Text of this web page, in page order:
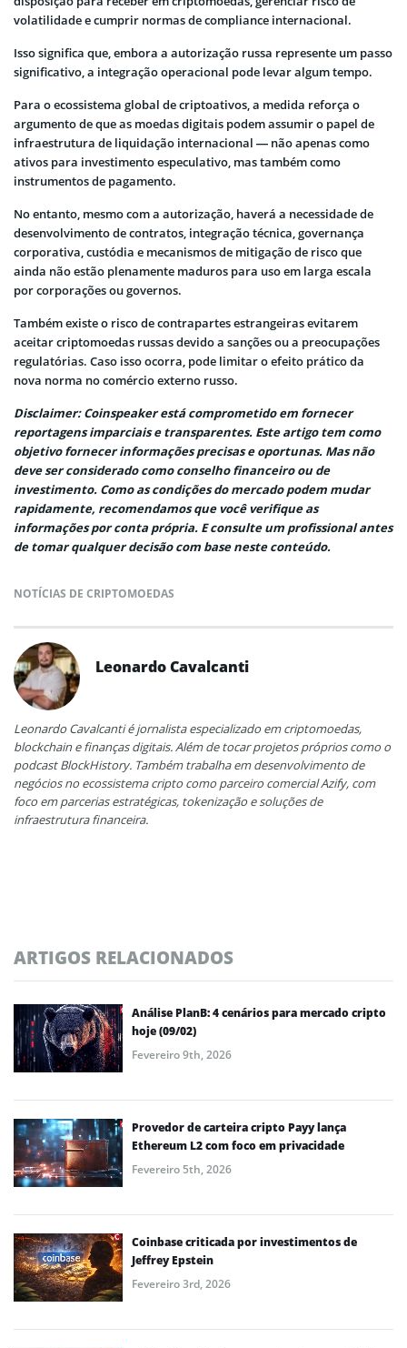
volatilidade e cumprir normas de compliance internacional.
Isso significa que, embora a autorização russa represente um passo
significativo, a integração operacional pode levar algum tempo.
Para o ecossistema global de criptoativos, a medida reforça o
argumento de que as moedas digitais podem assumir o papel de
infraestrutura de liquidação internacional — não apenas como
ativos para investimento especulativo, mas também como
instrumentos de pagamento.
No entanto, mesmo com a autorização, haverá a necessidade de
desenvolvimento de contratos, integração técnica, governança
corporativa, custódia e mecanismos de mitigação de risco que
ainda não estão plenamente maduros para uso em larga escala
por corporações ou governos.
Também existe o risco de contrapartes estrangeiras evitarem
aceitar criptomoedas russas devido a sanções ou a preocupações
regulatórias. Caso isso ocorra, pode limitar o efeito prático da
nova norma no comércio externo russo.
Disclaimer: Coinspeaker está comprometido em fornecer
reportagens imparciais e transparentes. Este artigo tem como
objetivo fornecer informações precisas e oportunas. Mas não
deve ser considerado como conselho financeiro ou de
investimento. Como as condições do mercado podem mudar
rapidamente, recomendamos que você verifique as
informações por conta própria. E consulte um profissional antes
de tomar qualquer decisão com base neste conteúdo.
NOTÍCIAS DE CRIPTOMOEDAS
Leonardo Cavalcanti
Leonardo Cavalcanti é jornalista especializado em criptomoedas,
blockchain e finanças digitais. Além de tocar projetos próprios como o
podcast BlockHistory. Também trabalha em desenvolvimento de
negócios no ecossistema cripto como parceiro comercial Azify, com
foco em parcerias estratégicas, tokenização e soluções de
infraestrutura financeira.
ARTIGOS RELACIONADOS
Análise PlanB: 4 cenários para mercado cripto
hoje (09/02)
Fevereiro 9th, 2026
Provedor de carteira cripto Payy lança
Ethereum L2 com foco em privacidade
Fevereiro 5th, 2026
Coinbase criticada por investimentos de
Jeffrey Epstein
Fevereiro 3rd, 2026